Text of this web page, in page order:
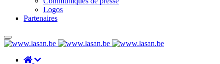
Logos
Partenaires